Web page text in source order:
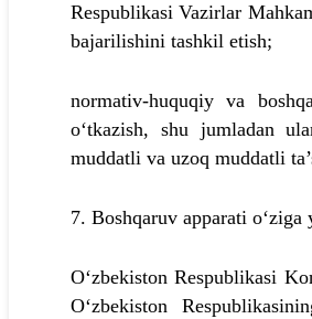
Respublikasi Vazirlar
bajarilishini tashkil etish;
normativ-huquqiy va
o‘tkazish, shu jumladan
muddatli va uzoq muddatli
7. Boshqaruv apparati
O‘zbekiston Respublikasi
O‘zbekiston